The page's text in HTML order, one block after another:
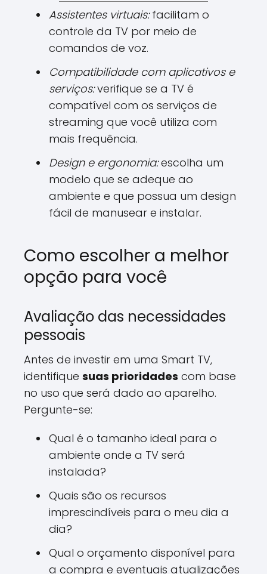
Assistentes virtuais:facilitam o
controle da TV por meio de
comandos de voz.
Compatibilidade com aplicativos e
serviços:verifique se a TV é
compatível com os serviços de
streaming que você utiliza com
mais frequência.
Design e ergonomia:escolha um
modelo que se adeque ao
ambiente e que possua um design
fácil de manusear e instalar.
Como escolher a melhor
opção para você
Avaliação das necessidades
pessoais
Antes de investir em uma Smart TV,
identifique suas prioridades com base
no uso que será dado ao aparelho.
Pergunte-se:
Qual é o tamanho ideal para o
ambiente onde a TV será
instalada?
Quais são os recursos
imprescindíveis para o meu dia a
dia?
Qual o orçamento disponível para
a compra e eventuais atualizações